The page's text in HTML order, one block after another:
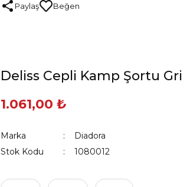
Paylaş
Deliss Cepli Kamp Şortu Gri
1.061,00 ₺
Marka
Diadora
Stok Kodu
1080012